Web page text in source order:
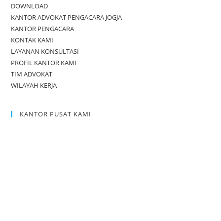
DOWNLOAD
KANTOR ADVOKAT PENGACARA JOGJA
KANTOR PENGACARA
KONTAK KAMI
LAYANAN KONSULTASI
PROFIL KANTOR KAMI
TIM ADVOKAT
WILAYAH KERJA
KANTOR PUSAT KAMI